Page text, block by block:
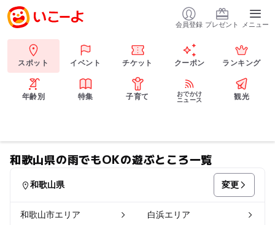
会員登録 プレゼント メニュー
スポット イベント チケット クーポン ランキング
年齢別 特集 子育て
おでかけ
ニュース
観光
和歌山県の雨でもOKの遊ぶところ一覧
和歌山県 変更
和歌山市エリア 白浜エリア